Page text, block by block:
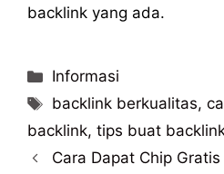
backlink yang ada.
Categories
Informasi
Tags
backlink berkualitas,
backlink, tips buat
Cara Dapat Chip